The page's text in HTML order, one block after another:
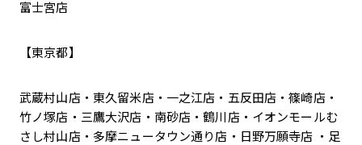
富士宮店
【東京都】
武蔵村山店・東久留米店・一之江店・五反田店・篠崎店・
竹ノ塚店・三鷹大沢店・南砂店・鶴川店・イオンモールむ
さし村山店・多摩ニュータウン通り店・日野万願寺店 ・足